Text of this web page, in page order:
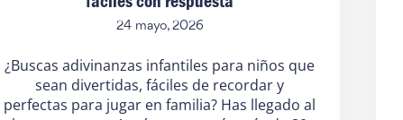
24 mayo, 2026
¿Buscas adivinanzas infantiles para niños que
sean divertidas, fáciles de recordar y
perfectas para jugar en familia? Has llegado al